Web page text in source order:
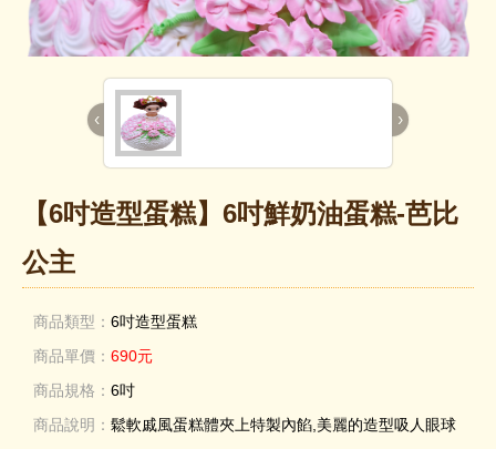
‹ ›
【6吋造型蛋糕】6吋鮮奶油蛋糕-芭比
公主
商品類型： 6吋造型蛋糕
商品單價： 690元
商品規格： 6吋
商品說明： 鬆軟戚風蛋糕體夾上特製內餡,美麗的造型吸人眼球